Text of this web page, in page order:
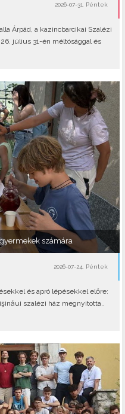
2026-07-31, Péntek
Árpád, a kazincbarcikai Szalézi
július 31-én méltósággal és
számára
2026-07-24, Péntek
és apró lépésekkel előre:
szalézi ház megnyitotta..